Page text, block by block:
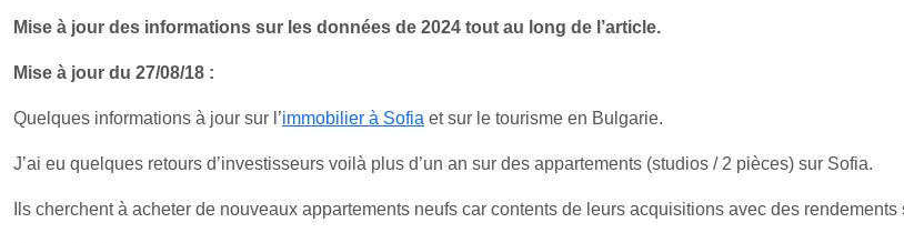
Mise à jour des informations sur les données de 2024 tout au long de l’article.
Mise à jour du 27/08/18 :
Quelques informations à jour sur l’immobilier à Sofia et sur le tourisme en Bulgarie.
J’ai eu quelques retours d’investisseurs voilà plus d’un an sur des appartements (studios / 2 pièces) sur Sofia.
Ils cherchent à acheter de nouveaux appartements neufs car contents de leurs acquisitions avec des rendements